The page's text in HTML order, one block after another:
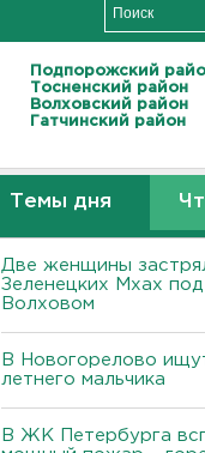
Подпорожский
Тосненский район
Волховский район
Гатчинский район
Темы дня
Две женщины
Зеленецких Мхах под
Волховом
В Новогорелово
летнего мальчика
В ЖК Петербурга